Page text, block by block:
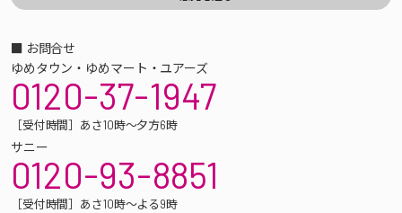
■ お問合せ
ゆめタウン・ゆめマート・ユアーズ
0120-37-1947
［受付時間］あさ10時～夕方6時
サニー
0120-93-8851
［受付時間］あさ10時～よる9時